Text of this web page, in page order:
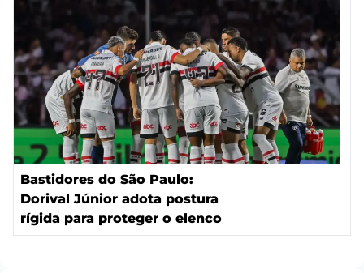
Bastidores do São Paulo:
Dorival Júnior adota postura
rígida para proteger o elenco